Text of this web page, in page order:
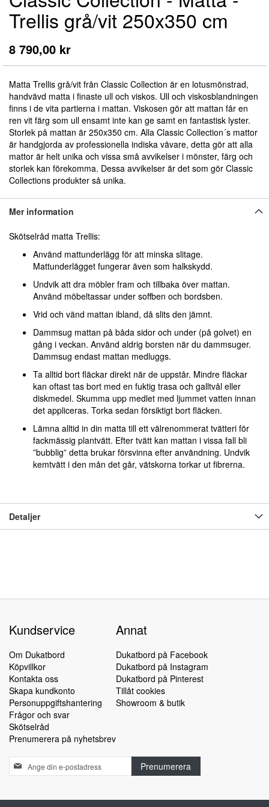
Trellis grå/vit 250x350 cm
8 790,00 kr
Matta Trellis grå/vit från Classic Collection är en lotusmönstrad,
handvävd matta i finaste ull och viskos. Ull och viskosblandningen
finns i de vita partierna i mattan. Viskosen gör att mattan får en
ren vit färg som ull ensamt inte kan ge samt en fantastisk lyster.
Storlek på mattan är 250x350 cm. Alla Classic Collection´s mattor
är handgjorda av professionella indiska vävare, detta gör att alla
mattor är helt unika och vissa små avvikelser i mönster, färg och
storlek kan förekomma. Dessa avvikelser är det som gör Classic
Collections produkter så unika.
till
början
av
Mer information
Skötselråd matta Trellis:
Använd mattunderlägg för att minska slitage.
Mattunderlägget fungerar även som halkskydd.
Undvik att dra möbler fram och tillbaka över mattan.
Använd möbeltassar under soffben och bordsben.
Vrid och vänd mattan ibland, då slits den jämnt.
Dammsug mattan på båda sidor och under (på golvet) en
gång i veckan. Använd aldrig borsten när du dammsuger.
Dammsug endast mattan medluggs.
Ta alltid bort fläckar direkt när de uppstår. Mindre fläckar
kan oftast tas bort med en fuktig trasa och galltvål eller
diskmedel. Skumma upp medlet med ljummet vatten innan
det appliceras. Torka sedan försiktigt bort fläcken.
Lämna alltid in din matta till ett välrenommerat tvätteri för
fackmässig plantvätt. Efter tvätt kan mattan i vissa fall bli
”bubblig” detta brukar försvinna efter användning. Undvik
kemtvätt i den mån det går, vätskorna torkar ut fibrerna.
Detaljer
Kundservice
Om Dukatbord
Köpvillkor
Kontakta oss
Skapa kundkonto
Personuppgiftshantering
Frågor och svar
Skötselråd
Prenumerera på nyhetsbrev
Annat
Dukatbord på Facebook
Dukatbord på Instagram
Dukatbord på Pinterest
Tillåt cookies
Showroom & butik
Sign
Up
Our
Prenumerera